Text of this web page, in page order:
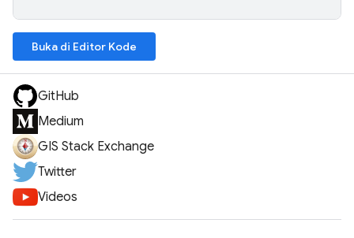
Buka di Editor Kode
GitHub
Medium
GIS Stack Exchange
Twitter
Videos